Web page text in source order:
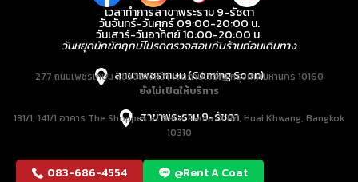
เวลาทำการสาขาพระราม 9-รัชดา
วันจันทร์-วันศุกร์ 09:00-20:00 น.
วันเสาร์-วันอาทิตย์ 10:00-20:00 น.
วันหยุดนักขัตฤกษ์โปรดตรวจสอบกับร้านก่อนเดินทาง
สาขาเพชรเกษม (Coming Soon)
277 ถนนเพชรเกษม แขวงบางหว้า เขตภาษีเจริญ กรุงเทพมหานคร 10160
ยังไม่เปิดให้บริการ
สาขาพระราม 9-รัชดา
131/1, 141/1 อาคาร The Shoppes at Belle, Rama IX Rd, Huai Khwang, Bangkok
10310
083-686-4554 @Rent A Coat